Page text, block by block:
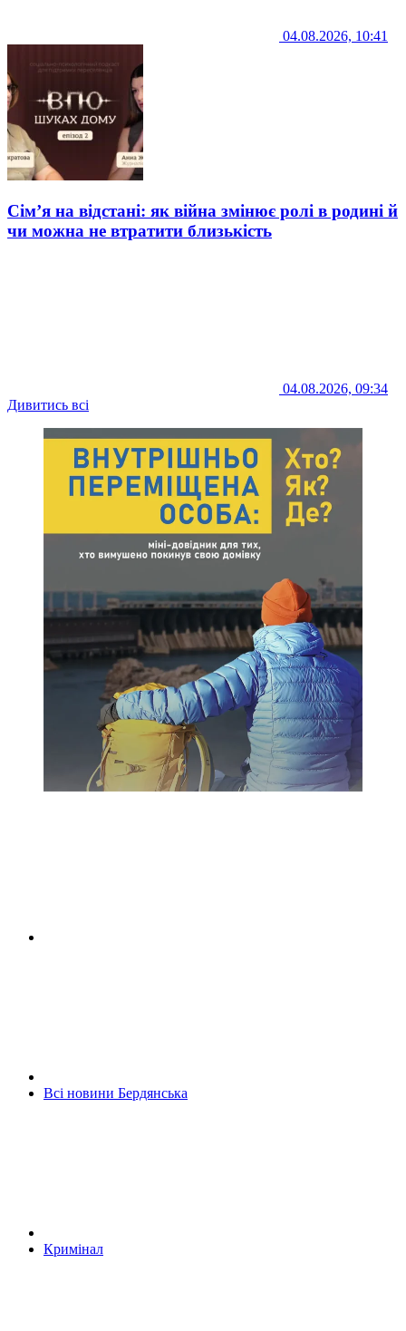
04.08.2026, 10:41
Сім’я на відстані: як війна змінює ролі в родині й
чи можна не втратити близькість
04.08.2026, 09:34
Дивитись всі
Всі новини Бердянська
Кримінал